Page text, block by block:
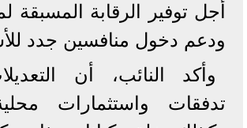
أجل توفير الرقابة المسبقة
ودعم دخول منافسين جدد
وأكد النائب، أن
تدفقات واستثمارات